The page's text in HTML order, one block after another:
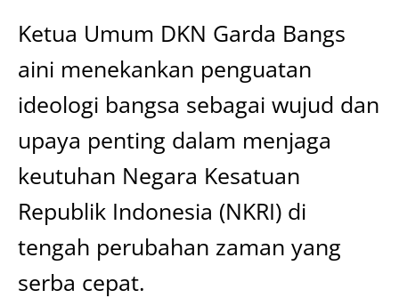
Ketua Umum DKN Garda Bangs
aini menekankan penguatan
ideologi bangsa sebagai wujud dan
upaya penting dalam menjaga
keutuhan Negara Kesatuan
Republik Indonesia (NKRI) di
tengah perubahan zaman yang
serba cepat.